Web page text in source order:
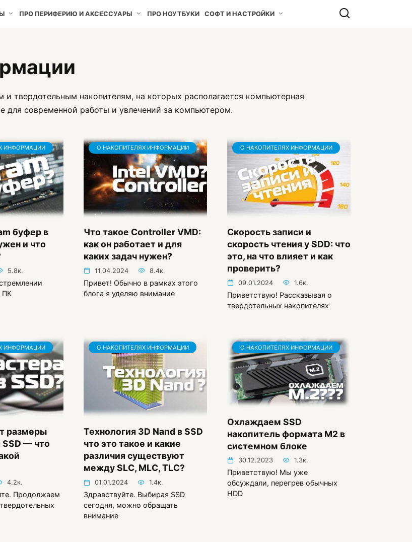
ПРО ПЕРИФЕРИЮ И АКСЕССУАРЫ ПРО НОУТБУКИ СОФТ И НАСТРОЙКИ
твердотельным накопителям, на которых располагается компьютерная
современной работы и увлечений за компьютером.
ИНФОРМАЦИИ
буфер в
и что
5.8к.
ПК
О НАКОПИТЕЛЯХ ИНФОРМАЦИИ
Что такое Controller VMD:
как он работает и для
каких задач нужен?
11.04.2024 8.4к.
Привет! Обычно в рамках этого
блога я уделяю внимание
О НАКОПИТЕЛЯХ ИНФОРМАЦИИ
Скорость записи и
скорость чтения у SDD: что
это, на что влияет и как
проверить?
09.01.2024 1.6к.
Приветствую! Рассказывая о
твердотельных накопителях
ИНФОРМАЦИИ
размеры
SSD — что
4.2к.
Продолжаем
О НАКОПИТЕЛЯХ ИНФОРМАЦИИ
Технология 3D Nand в SSD
что это такое и какие
различия существуют
между SLC, MLC, TLC?
01.01.2024 1.4к.
Здравствуйте. Выбирая SSD
сегодня, можно обращать
внимание
О НАКОПИТЕЛЯХ ИНФОРМАЦИИ
Охлаждаем SSD
накопитель формата M2 в
системном блоке
30.12.2023 1.3к.
Приветствую! Мы уже
обсуждали, перегрев обычных
HDD